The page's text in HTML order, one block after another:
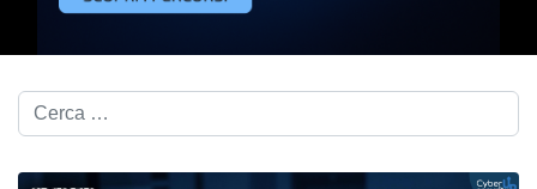
Cerca nel blog...